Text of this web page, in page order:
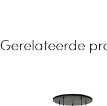
Gerelateerde